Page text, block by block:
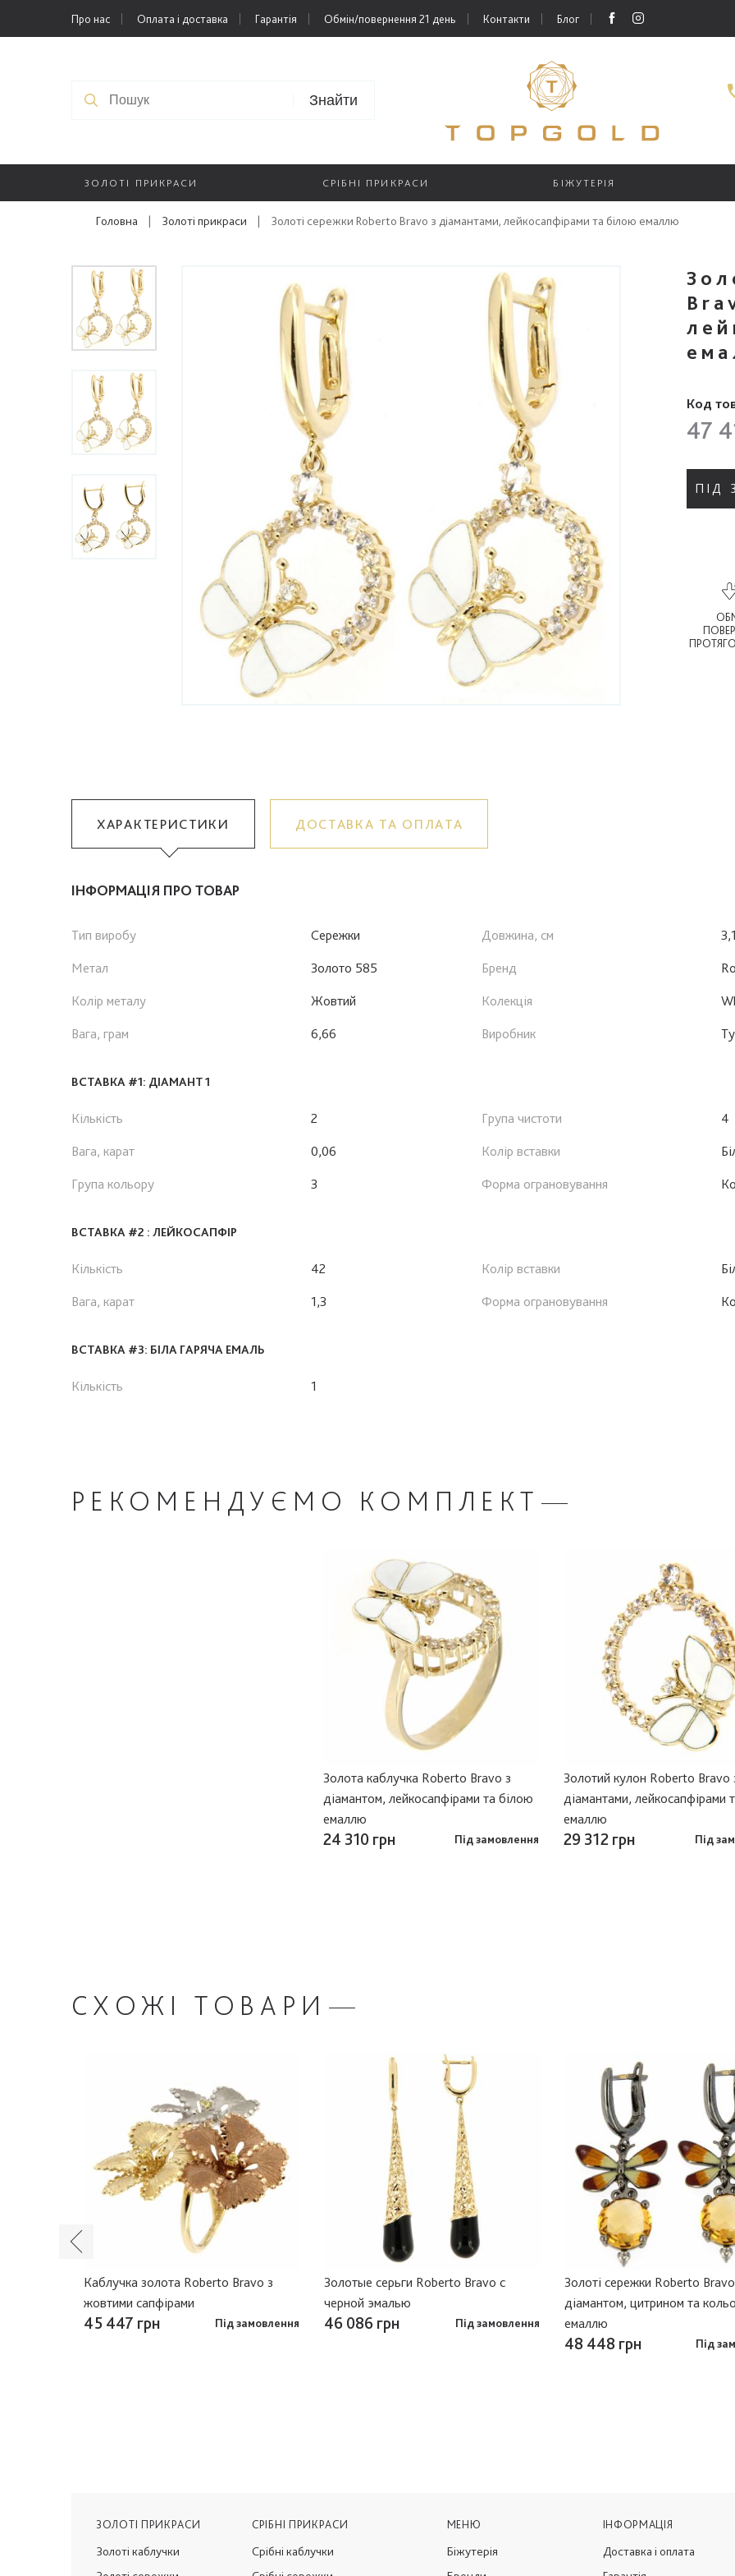
Про нас Оплата і доставка Гарантія Обмін/повернення 21 день Контакти Блог
Знайти
ЗОЛОТІ ПРИКРАСИ СРІБНІ ПРИКРАСИ БІЖУТЕРІЯ
Головна | Золоті прикраси | Золоті сережки Roberto Bravo з діамантами, лейкосапфірами та білою емаллю
Код
47
ПІД
ХАРАКТЕРИСТИКИ ДОСТАВКА ТА ОПЛАТА
ІНФОРМАЦІЯ ПРО ТОВАР
Тип виробу
Сережки
Метал
Золото 585
Колір металу
Жовтий
Вага, грам
6,66
Довжина, см
Бренд
Колекція
Виробник
ВСТАВКА #1: ДІАМАНТ 1
Кількість
2
Вага, карат
0,06
Група кольору
3
Група чистоти
4
Колір вставки
Форма ограновування
ВСТАВКА #2 : ЛЕЙКОСАПФІР
Кількість
42
Вага, карат
1,3
Колір вставки
Форма ограновування
ВСТАВКА #3: БІЛА ГАРЯЧА ЕМАЛЬ
Кількість 1
РЕКОМЕНДУЄМО КОМПЛЕКТ
Золота каблучка Roberto Bravo з
діамантом, лейкосапфірами та білою
емаллю
24 310 грн Під замовлення
Золотий кулон Roberto Bravo
діамантами, лейкосапфірами
емаллю
29 312 грн Під
СХОЖІ ТОВАРИ
Каблучка золота Roberto Bravo з
жовтими сапфірами
45 447 грн Під замовлення
Золотые серьги Roberto Bravo с
черной эмалью
46 086 грн Під замовлення
Золоті сережки Roberto
діамантом, цитрином та
емаллю
48 448 грн Під
ЗОЛОТІ ПРИКРАСИ
Золоті каблучки
СРІБНІ ПРИКРАСИ
Срібні каблучки
МЕНЮ
Біжутерія
ІНФОРМАЦІЯ
Доставка і оплата